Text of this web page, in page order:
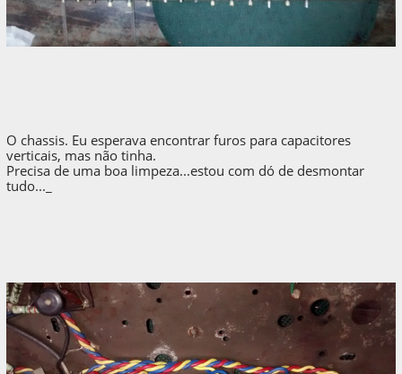
O chassis. Eu esperava encontrar furos para capacitores
verticais, mas não tinha.
Precisa de uma boa limpeza...estou com dó de desmontar
tudo..._